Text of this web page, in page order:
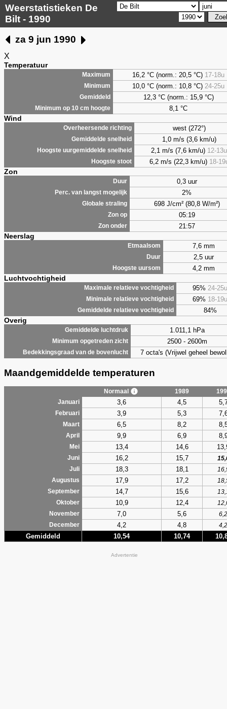
Weerstatistieken De
Bilt - 1990
za 9 jun 1990
X
Temperatuur
Maximum 16,2 °C (norm.: 20,5 °C) 17-18u
Minimum 10,0 °C (norm.: 10,8 °C) 24-25u
Gemiddeld 12,3 °C (norm.: 15,9 °C)
Minimum op 10 cm hoogte 8,1 °C
Wind
Overheersende richting west (272°)
Gemiddelde snelheid 1,0 m/s (3,6 km/u)
Hoogste uurgemiddelde snelheid 2,1 m/s (7,6 km/u) 12-13u
Hoogste stoot 6,2 m/s (22,3 km/u) 18-
Zon
Duur 0,3 uur
Perc. van langst mogelijk 2%
Globale straling 698 J/cm² (80,8 W/m²)
Zon op 05:19
Zon onder 21:57
Neerslag
Etmaalsom 7,6 mm
Duur 2,5 uur
Hoogste uursom 4,2 mm
Luchtvochtigheid
Maximale relatieve vochtigheid 95% 24-25u
Minimale relatieve vochtigheid 69% 18-19u
Gemiddelde relatieve vochtigheid 84%
Overig
Gemiddelde luchtdruk 1.011,1 hPa
Minimum opgetreden zicht 2500 - 2600m
Bedekkingsgraad van de bovenlucht 7 octa's (Vrijwel geheel
Maandgemiddelde temperaturen
Normaal 1989
Januari
3,6 4,5
Februari 3,9 5,3
Maart 6,5 8,2
April 9,9 6,9
Mei 13,4 14,6
Juni 16,2 15,7
Juli
18,3 18,1
Augustus
17,9 17,2
September
14,7 15,6
Oktober
10,9 12,4
November
7,0 5,6
6,2
December
4,2 4,8 4,2
Gemiddeld 10,54 10,74
Advertentie